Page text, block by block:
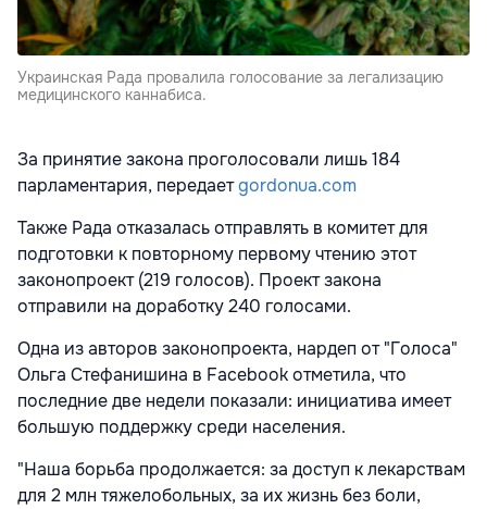
Украинская Рада провалила голосование за легализацию
медицинского каннабиса.
За принятие закона проголосовали лишь 184
парламентария, передаетgordonua.com
Также Рада отказалась отправлять в комитет для
подготовки к повторному первому чтению этот
законопроект (219 голосов). Проект закона
отправили на доработку 240 голосами.
Одна из авторов законопроекта, нардеп от "Голоса"
Ольга Стефанишина в Facebook отметила, что
последние две недели показали: инициатива имеет
большую поддержку среди населения.
"Наша борьба продолжается: за доступ к лекарствам
для 2 млн тяжелобольных, за их жизнь без боли,